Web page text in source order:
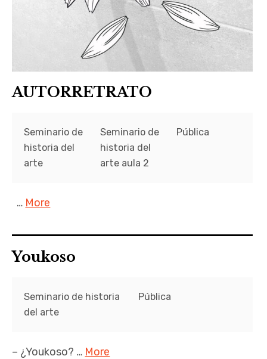
AUTORRETRATO
Seminario de
historia del
arte
Seminario de
historia del
arte aula 2
Pública
… More
Youkoso
Seminario de historia
del arte
Pública
– ¿Youkoso? … More